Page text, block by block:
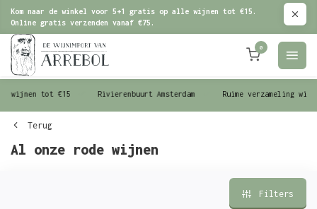
Kom naar de winkel voor 5+1 gratis op alle wijnen tot €15.
Online gratis verzenden vanaf €75.
0
wijnen tot €15 Rivierenbuurt Amsterdam Ruime verzameling
Terug
Al onze rode wijnen
Filters